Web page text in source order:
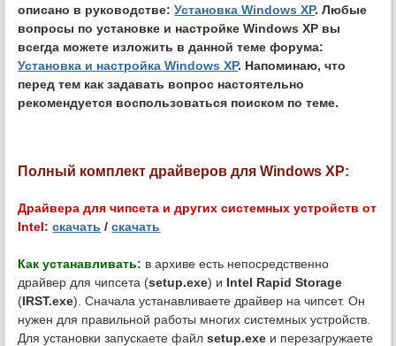
описано в руководстве:Установка Windows XP. Любые
вопросы по установке и настройке Windows XP вы
всегда можете изложить в данной теме форума:
Установка и настройка Windows XP. Напоминаю, что
перед тем как задавать вопрос настоятельно
рекомендуется воспользоваться поиском по теме.
Полный комплект драйверов для Windows XP:
Драйвера для чипсета и других системных устройств от
Intel: скачать /скачать
Как устанавливать: в архиве есть непосредственно
драйвер для чипсета (setup.exe) и Intel Rapid Storage
(IRST.exe). Сначала устанавливаете драйвер на чипсет. Он
нужен для правильной работы многих системных устройств.
Для установки запускаете файлsetup.exe и перезагружаете